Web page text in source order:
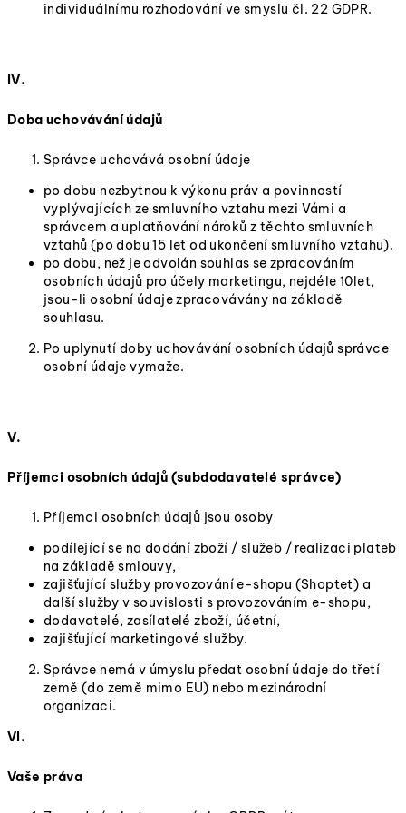
individuálnímu rozhodování ve smyslu čl. 22 GDPR.
IV.
Doba uchovávání údajů
Správce uchovává osobní údaje
po dobu nezbytnou k výkonu práv a povinností
vyplývajících ze smluvního vztahu mezi Vámi a
správcem a uplatňování nároků z těchto smluvních
vztahů (po dobu 15 let od ukončení smluvního vztahu).
po dobu, než je odvolán souhlas se zpracováním
osobních údajů pro účely marketingu, nejdéle 10let,
jsou-li osobní údaje zpracovávány na základě
souhlasu.
Po uplynutí doby uchovávání osobních údajů správce
osobní údaje vymaže.
V.
Příjemci osobních údajů (subdodavatelé správce)
Příjemci osobních údajů jsou osoby
podílející se na dodání zboží / služeb / realizaci plateb
na základě smlouvy,
zajišťující služby provozování e-shopu (Shoptet) a
další služby v souvislosti s provozováním e-shopu,
dodavatelé, zasílatelé zboží, účetní,
zajišťující marketingové služby.
Správce nemá v úmyslu předat osobní údaje do třetí
země (do země mimo EU) nebo mezinárodní
organizaci.
VI.
Vaše práva